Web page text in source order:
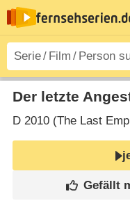
Der letzte
D2010 (The Last